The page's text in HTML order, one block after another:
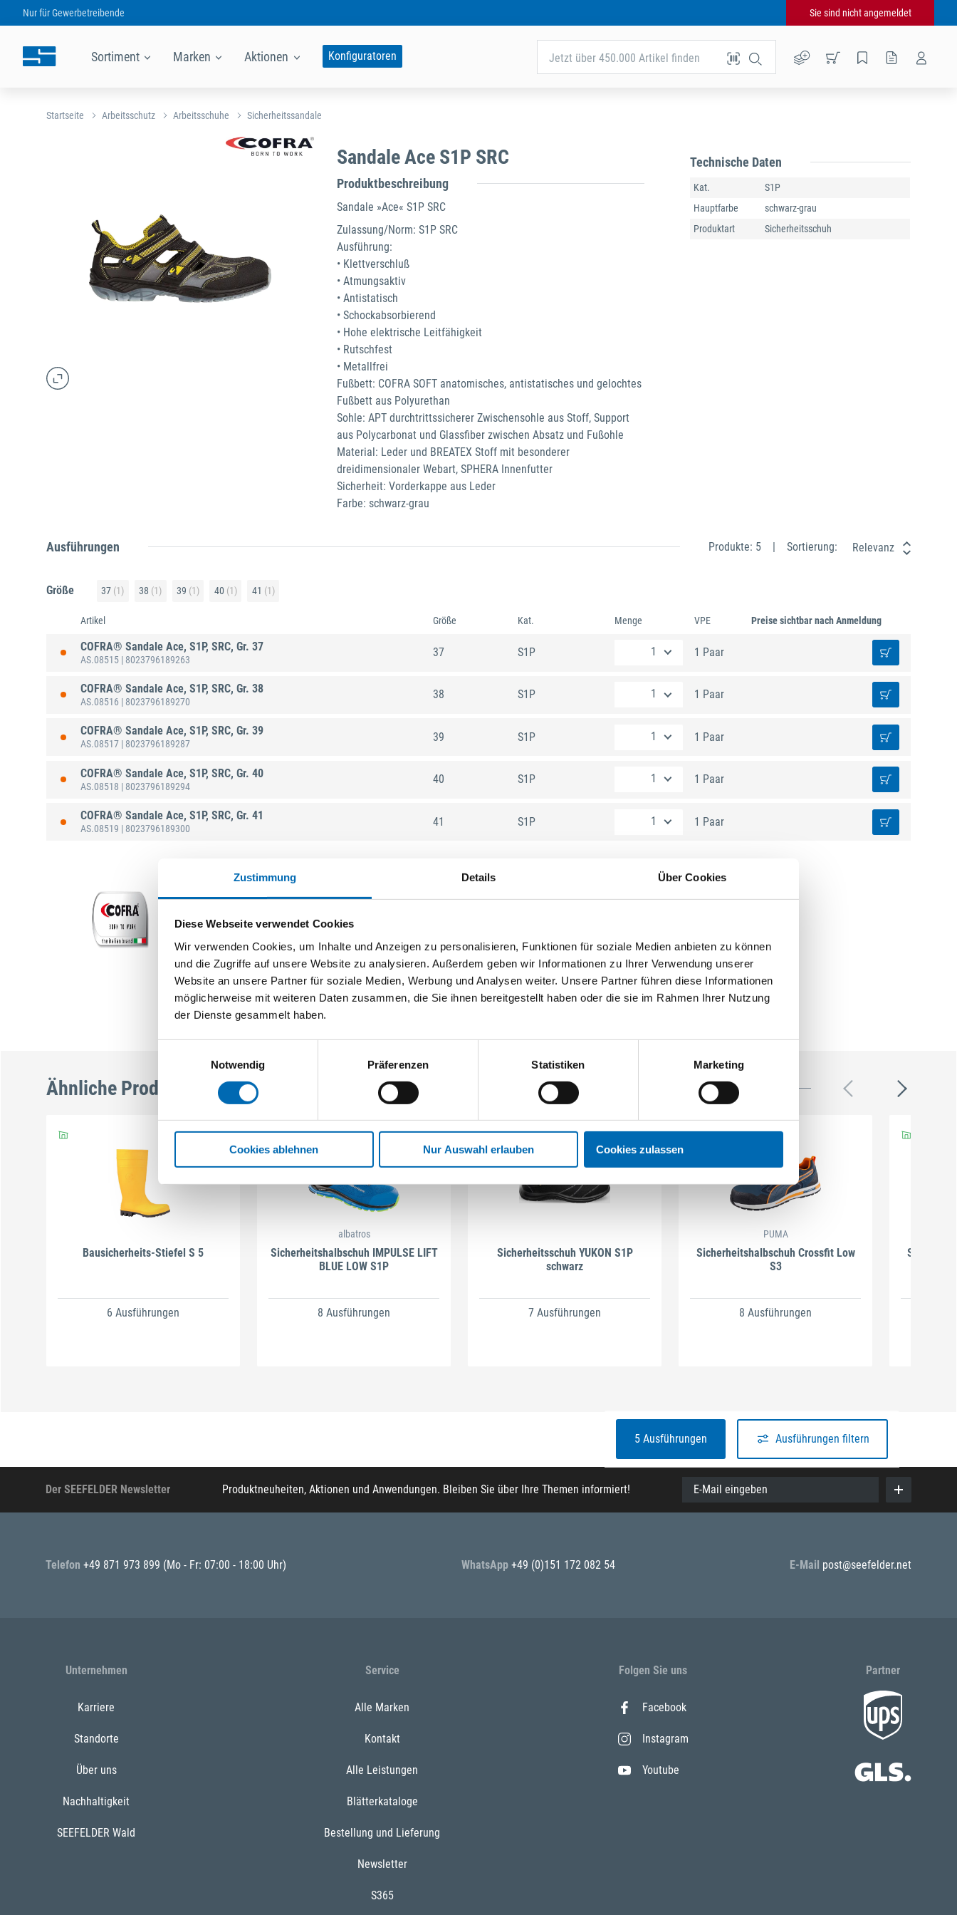
Zustimmung Details Über Cookies
Diese Webseite verwendet Cookies
Wir verwenden Cookies, um Inhalte und Anzeigen zu personalisieren, Funktionen für soziale Medien anbieten zu können
und die Zugriffe auf unsere Website zu analysieren. Außerdem geben wir Informationen zu Ihrer Verwendung unserer
Website an unsere Partner für soziale Medien, Werbung und Analysen weiter. Unsere Partner führen diese Informationen
möglicherweise mit weiteren Daten zusammen, die Sie ihnen bereitgestellt haben oder die sie im Rahmen Ihrer Nutzung
der Dienste gesammelt haben.
Notwendig
Präferenzen Statistiken Marketing
Cookies ablehnen Nur Auswahl erlauben Cookies zulassen
Nur fürGewerbetreibende Sie sind nicht angemeldet
Sortiment Marken Aktionen Konfiguratoren Jetzt über 450.000 Artikel finden
Startseite Arbeitsschutz Arbeitsschuhe Sicherheitssandale
Sandale Ace S1P SRC
Produktbeschreibung
Sandale »Ace« S1P SRC
Zulassung/Norm: S1P SRC
Ausführung:
• Klettverschluß
• Atmungsaktiv
• Antistatisch
• Schockabsorbierend
• Hohe elektrische Leitfähigkeit
• Rutschfest
• Metallfrei
Fußbett: COFRA SOFT anatomisches, antistatisches und gelochtes
Fußbett aus Polyurethan
Sohle: APT durchtrittssicherer Zwischensohle aus Stoff, Support
aus Polycarbonat und Glassfiber zwischen Absatz und Fußohle
Material: Leder und BREATEX Stoff mit besonderer
dreidimensionaler Webart, SPHERA Innenfutter
Sicherheit: Vorderkappe aus Leder
Farbe: schwarz-grau
Technische Daten
Kat.
S1P
Hauptfarbe
schwarz-grau
Produktart
Sicherheitsschuh
Ausführungen Produkte: 5 Sortierung: Relevanz
Größe 37 (1) 38 (1) 39 (1) 40 (1) 41 (1)
Artikel Größe Kat. Menge VPE Preise sichtbar nach Anmeldung
COFRA® Sandale Ace, S1P, SRC, Gr. 37
AS.08515 | 8023796189263
37 S1P 1 Paar
COFRA® Sandale Ace, S1P, SRC, Gr. 38
AS.08516 | 8023796189270
38 S1P 1 Paar
COFRA® Sandale Ace, S1P, SRC, Gr. 39
AS.08517 | 8023796189287
39 S1P 1 Paar
COFRA® Sandale Ace, S1P, SRC, Gr. 40
AS.08518 | 8023796189294
40 S1P 1 Paar
COFRA® Sandale Ace, S1P, SRC, Gr. 41
AS.08519 | 8023796189300
41 S1P 1 Paar
Ähnliche Produkte
Bausicherheits-Stiefel S 5
6 Ausführungen
albatros
Sicherheitshalbschuh IMPULSE LIFT
BLUE LOW S1P
8 Ausführungen
Sicherheitsschuh YUKON S1P
schwarz
7 Ausführungen
PUMA
Sicherheitshalbschuh Crossfit Low
S3
8 Ausführungen
5 Ausführungen Ausführungen filtern
Der SEEFELDER Newsletter Produktneuheiten, Aktionen und Anwendungen. Bleiben Sie über Ihre Themen informiert! E-Mail eingeben
Telefon +49 871 973 899 (Mo - Fr: 07:00 - 18:00 Uhr) WhatsApp +49 (0)151 172 082 54 E-Mail post@seefelder.net
Unternehmen
Karriere
Standorte
Über uns
Nachhaltigkeit
SEEFELDER Wald
Service
Alle Marken
Kontakt
Alle Leistungen
Blätterkataloge
Bestellung und Lieferung
Newsletter
S365
Folgen Sie uns
Facebook
Instagram
Youtube
Partner